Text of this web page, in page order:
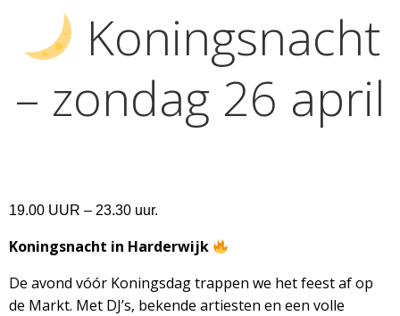
Koningsnacht
– zondag 26 april
19.00 UUR – 23.30 uur.
Koningsnacht in Harderwijk
De avond vóór Koningsdag trappen we het feest af op
de Markt. Met DJ’s, bekende artiesten en een volle